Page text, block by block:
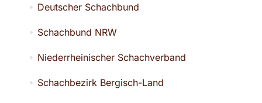
Deutscher Schachbund
Schachbund NRW
Niederrheinischer Schachverband
Schachbezirk Bergisch-Land